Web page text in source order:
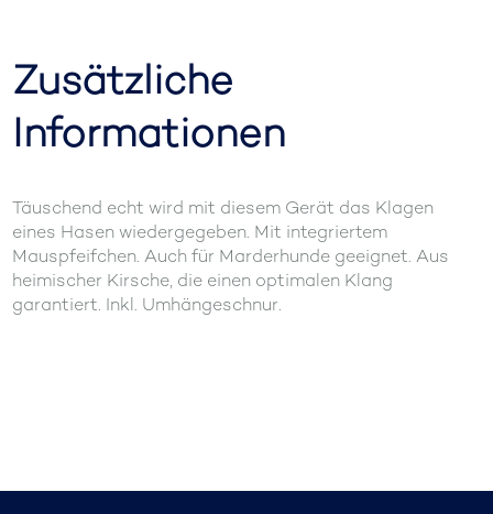
Zusätzliche
Informationen
Täuschend echt wird mit diesem Gerät das Klagen
eines Hasen wiedergegeben. Mit integriertem
Mauspfeifchen. Auch für Marderhunde geeignet. Aus
heimischer Kirsche, die einen optimalen Klang
garantiert. Inkl. Umhängeschnur.